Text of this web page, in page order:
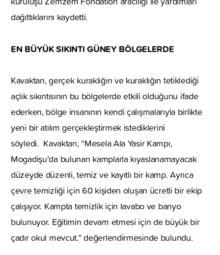
dağıttıklarını kaydetti.
EN BÜYÜK SIKINTI GÜNEY BÖLGELERDE
Kavaktan, gerçek kuraklığın ve kuraklığın tetiklediği
açlık sıkıntısının bu bölgelerde etkili olduğunu ifade
ederken, bölge insanının kendi çalışmalarıyla birlikte
yeni bir atılım gerçekleştirmek istediklerini
söyledi. Kavaktan, “Mesela Ala Yasir Kampı,
Mogadişu’da bulunan kamplarla kıyaslanamayacak
düzeyde düzenli, temiz ve kayıtlı bir kamp. Ayrıca
çevre temizliği için 60 kişiden oluşan ücretli bir ekip
çalışıyor. Kampta temizlik için lavabo ve banyo
bulunuyor. Eğitimin devam etmesi için de büyük bir
çadır okul mevcut.” değerlendirmesinde bulundu.